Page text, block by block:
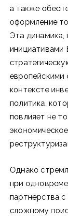
а также
оформление
Эта динамика,
инициативами
европейскими
контексте
политика,
повлияет не
Однако
при
партнёрства
сложному